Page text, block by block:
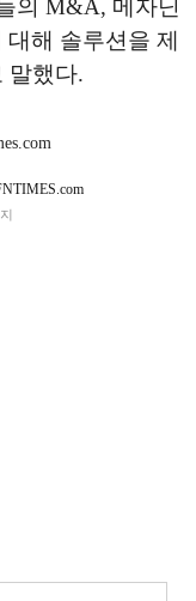
의 M&A, 메자닌
해 솔루션을 제
말했다.